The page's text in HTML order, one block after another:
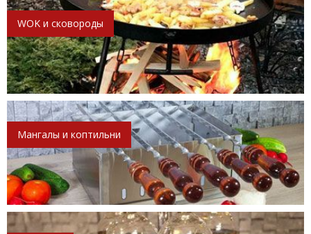
WOK и сковороды
Мангалы и коптильни